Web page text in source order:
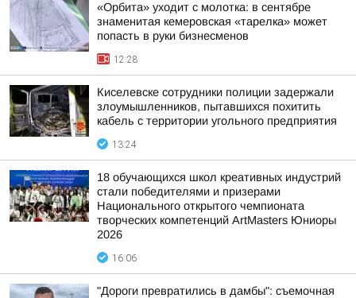
«Орбита» уходит с молотка: в сентябре
знаменитая кемеровская «тарелка» может
попасть в руки бизнесменов
12:28
Киселевске сотрудники полиции задержали
злоумышленников, пытавшихся похитить
кабель с территории угольного предприятия
13:24
18 обучающихся школ креативных индустрий
стали победителями и призерами
Национального открытого чемпионата
творческих компетенций ArtMasters Юниоры
2026
16:06
"Дороги превратились в дамбы": съемочная